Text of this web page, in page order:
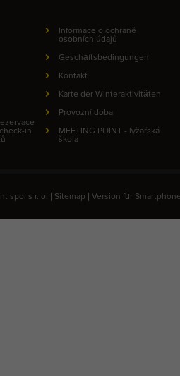
in
Informace o ochraně
osobních údajů
Geschäftsbedingungen
Kontakt
Karte der Winteraktivitäten
Provozní doba
MEETING POINT - lyžařská
škola
spol s r. o. | Sitemap Version für